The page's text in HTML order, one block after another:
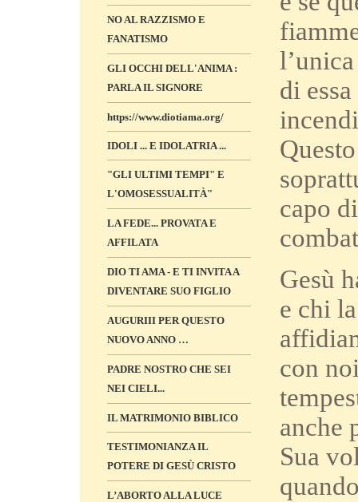
NO AL RAZZISMO E
FANATISMO
GLI OCCHI DELL'ANIMA :
PARLA IL SIGNORE
https://www.diotiama.org/
IDOLI ... E IDOLATRIA ...
"GLI ULTIMI TEMPI" E
L'OMOSESSUALITÀ"
LA FEDE... PROVATA E
AFFILATA
DIO TI AMA - E TI INVITA A
DIVENTARE SUO FIGLIO
AUGURIII PER QUESTO
NUOVO ANNO …
PADRE NOSTRO CHE SEI
NEI CIELI...
IL MATRIMONIO BIBLICO
TESTIMONIANZA IL
POTERE DI GESÙ CRISTO
L’ABORTO ALLA LUCE
di
capo
Gesù
e chi
con
anche
Sua